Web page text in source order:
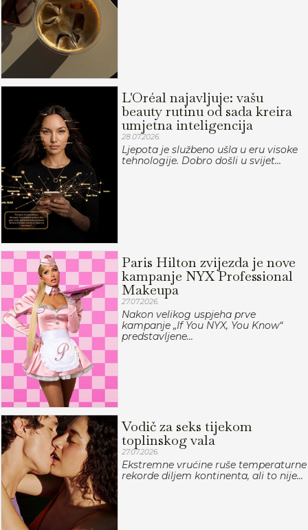
L'Oréal najavljuje: vašu
beauty rutinu od sada kreira
umjetna inteligencija
28.07.2026.
Ljepota je službeno ušla u eru visoke
tehnologije. Dobro došli u svijet...
Paris Hilton zvijezda je nove
kampanje NYX Professional
Makeupa
27.07.2026.
Nakon velikog uspjeha prve
kampanje „If You NYX, You Know“
predstavljene...
Vodič za seks tijekom
toplinskog vala
27.07.2026.
Ekstremne vrućine ruše temperaturne
rekorde diljem kontinenta, ali to nije...